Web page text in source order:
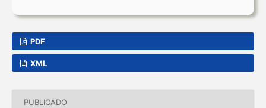
PDF
XML
PUBLICADO